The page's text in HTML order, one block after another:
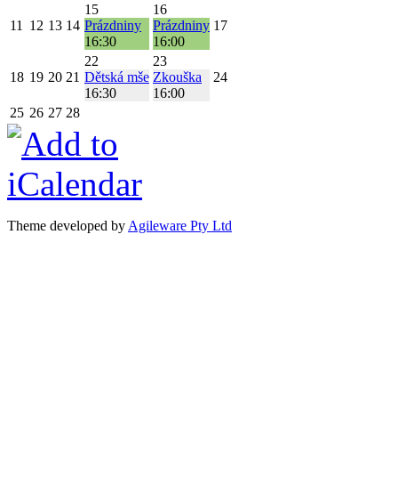
11 12 13 14
15
Prázdniny
16:30
16
Prázdniny
16:00
17
18 19 20 21
22
Dětská mše
16:30
23
Zkouška
16:00
24
25 26 27 28
Theme developed by Agileware Pty Ltd